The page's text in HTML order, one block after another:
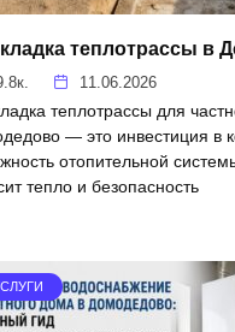
теплотрассы в
11.06.2026
теплотрассы для
— это инвестиция в
отопительной
тепло и безопасность